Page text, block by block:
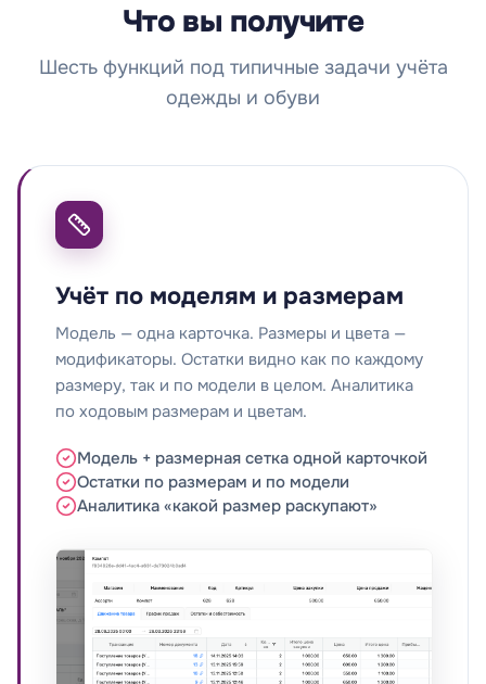
Что вы получите
Шесть функций под типичные задачи учёта
одежды и обуви
Учёт по моделям и размерам
Модель — одна карточка. Размеры и цвета —
модификаторы. Остатки видно как по каждому
размеру, так и по модели в целом. Аналитика
по ходовым размерам и цветам.
Модель + размерная сетка одной карточкой
Остатки по размерам и по модели
Аналитика «какой размер раскупают»